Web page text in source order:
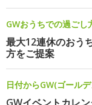
GWおうちでの過ごし
最大12連休のおう
方をご提案
日付からGW(ゴール